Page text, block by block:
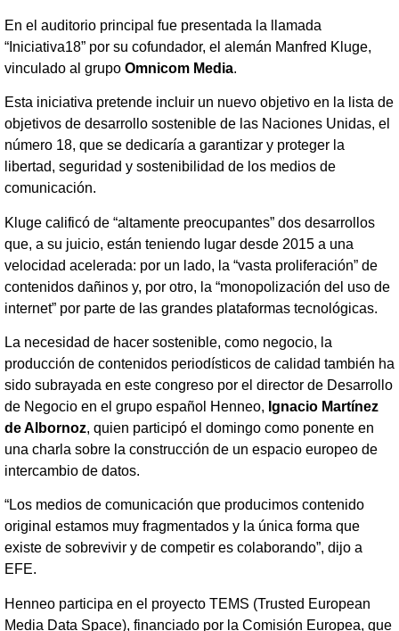
En el auditorio principal fue presentada la llamada
“Iniciativa18” por su cofundador, el alemán Manfred Kluge,
vinculado al grupo Omnicom Media.
Esta iniciativa pretende incluir un nuevo objetivo en la lista de
objetivos de desarrollo sostenible de las Naciones Unidas, el
número 18, que se dedicaría a garantizar y proteger la
libertad, seguridad y sostenibilidad de los medios de
comunicación.
Kluge calificó de “altamente preocupantes” dos desarrollos
que, a su juicio, están teniendo lugar desde 2015 a una
velocidad acelerada: por un lado, la “vasta proliferación” de
contenidos dañinos y, por otro, la “monopolización del uso de
internet” por parte de las grandes plataformas tecnológicas.
La necesidad de hacer sostenible, como negocio, la
producción de contenidos periodísticos de calidad también ha
sido subrayada en este congreso por el director de Desarrollo
de Negocio en el grupo español Henneo, Ignacio Martínez
de Albornoz, quien participó el domingo como ponente en
una charla sobre la construcción de un espacio europeo de
intercambio de datos.
“Los medios de comunicación que producimos contenido
original estamos muy fragmentados y la única forma que
existe de sobrevivir y de competir es colaborando”, dijo a
EFE.
Henneo participa en el proyecto TEMS (Trusted European
Media Data Space), financiado por la Comisión Europea, que